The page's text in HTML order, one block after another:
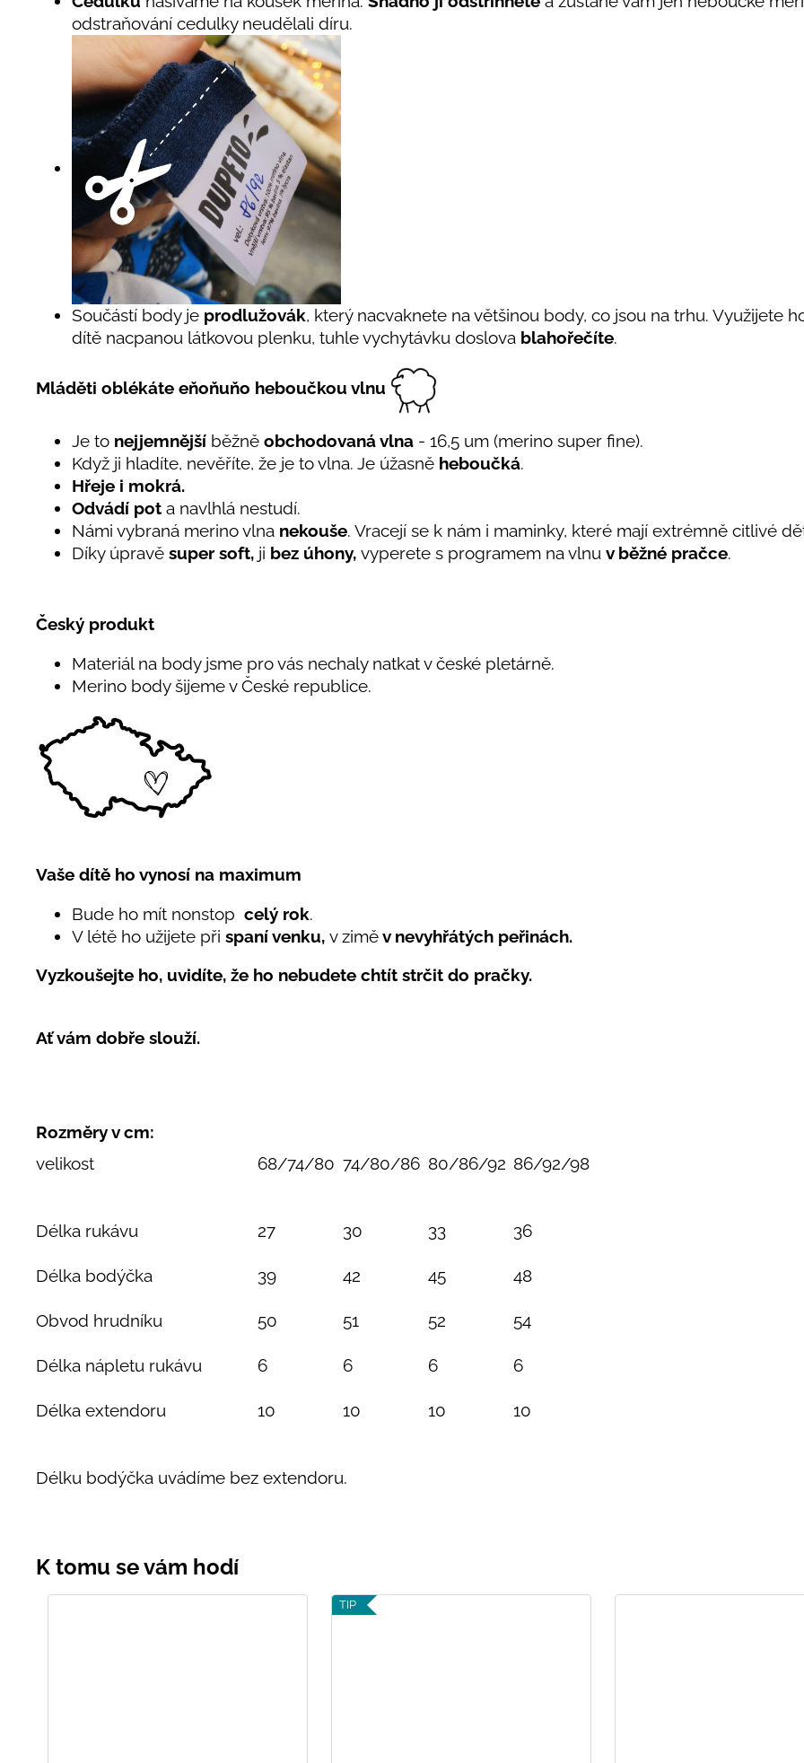
odstraňování cedulky neudělali díru.
Součástí body je prodlužovák, který nacvaknete na většinou body, co jsou na trhu. Využijete
dítě nacpanou látkovou plenku, tuhle vychytávku doslova blahořečíte.
Mláděti oblékáte eňoňuňo heboučkou vlnu
Je to nejjemnější běžně obchodovaná vlna - 16,5 um (merino super fine).
Když ji hladíte, nevěříte, že je to vlna. Je úžasně heboučká.
Hřeje i mokrá.
Odvádí pot a navlhlá nestudí.
Námi vybraná merino vlna nekouše. Vracejí se k nám i maminky, které mají extrémně citlivé
Díky úpravě super soft, ji bez úhony, vyperete s programem na vlnu v běžné pračce.
Český produkt
Materiál na body jsme pro vás nechaly natkat v české pletárně.
Merino body šijeme v České republice.
Vaše dítě ho vynosí na maximum
Bude ho mít nonstop celý rok.
V létě ho užijete při spaní venku, v ziměv nevyhřátých peřinách.
Vyzkoušejte ho, uvidíte, že ho nebudete chtít strčit do pračky.
Ať vám dobře slouží.
Rozměry v cm:
velikost
68/74/80 74/80/86 80/86/92 86/92/98
Délka rukávu 27 30 33 36
Délka bodýčka 39 42 45 48
Obvod hrudníku 50 51 52 54
Délka nápletu rukávu 6 6 6 6
Délka extendoru 10 10 10 10
Délku bodýčka uvádíme bez extendoru.
TIP